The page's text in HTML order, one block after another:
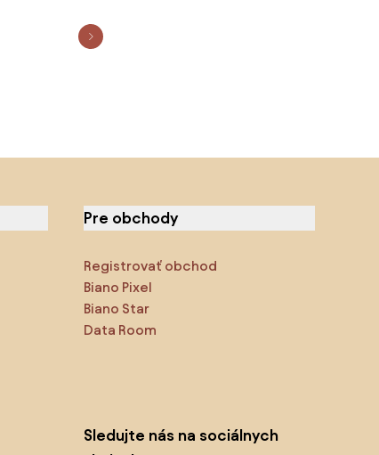
Pre obchody
Registrovať obchod
Biano Pixel
Biano Star
Data Room
Sledujte nás na sociálnych